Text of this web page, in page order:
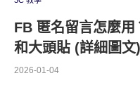
FB 匿名留言怎麼
和大頭貼 (詳細圖文)
2026-01-04